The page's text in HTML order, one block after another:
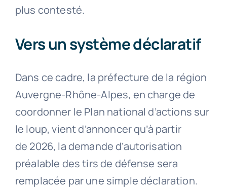
plus contesté.
Vers un système déclaratif
Dans ce cadre, la préfecture de la région
Auvergne-Rhône-Alpes, en charge de
coordonner le Plan national d’actions sur
le loup, vient d’annoncer qu’à partir
de 2026, la demande d’autorisation
préalable des tirs de défense sera
remplacée par une simple déclaration.